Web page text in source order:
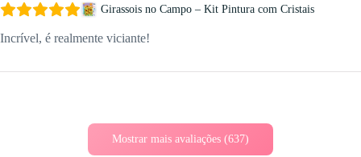
Girassois no Campo – Kit Pintura com Cristais
Incrível, é realmente viciante!
Mostrar mais avaliações (637)